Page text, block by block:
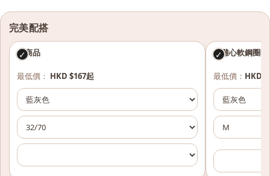
完美配搭
✓
本商品
最低價： HKD $167起
✓
低雞心軟鋼圈
最低價： HKD